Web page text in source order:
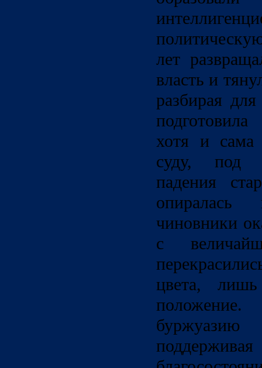
лет
власть и
разбирая
хотя и сама
суду, под
падения
чиновники
с
цвета,